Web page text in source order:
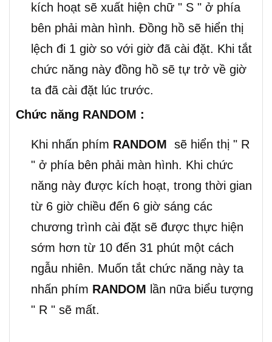
kích hoạt sẽ xuất hiện chữ " S " ở phía
bên phải màn hình. Đồng hồ sẽ hiển thị
lệch đi 1 giờ so với giờ đã cài đặt. Khi tắt
chức năng này đồng hồ sẽ tự trở về giờ
ta đã cài đặt lúc trước.
Chức năng RANDOM :
Khi nhấn phím RANDOM sẽ hiển thị " R
" ở phía bên phải màn hình. Khi chức
năng này được kích hoạt, trong thời gian
từ 6 giờ chiều đến 6 giờ sáng các
chương trình cài đặt sẽ được thực hiện
sớm hơn từ 10 đến 31 phút một cách
ngẫu nhiên. Muốn tắt chức năng này ta
nhấn phím RANDOM lần nữa biểu tượng
" R " sẽ mất.